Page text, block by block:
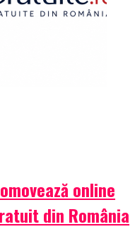
online
din România